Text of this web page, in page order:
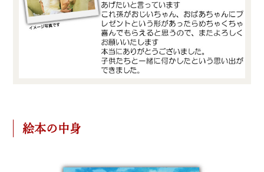
絵本の中身